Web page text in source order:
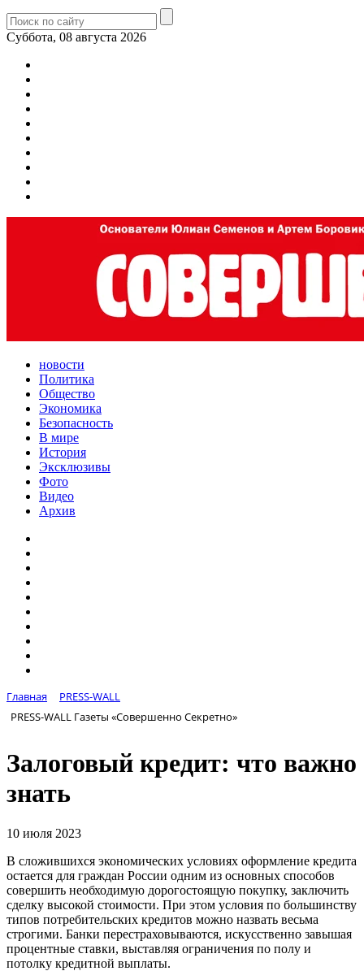
Суббота, 08 августа 2026
новости
Политика
Общество
Экономика
Безопасность
В мире
История
Эксклюзивы
Фото
Видео
Архив
Главная
PRESS-WALL
PRESS-WALL Газеты «Совершенно Секретно»
Залоговый кредит: что важно
знать
10 июля 2023
В сложившихся экономических условиях оформление кредита
остается для граждан России одним из основных способов
совершить необходимую дорогостоящую покупку, заключить
сделку высокой стоимости. При этом условия по большинству
типов потребительских кредитов можно назвать весьма
строгими. Банки перестраховываются, искусственно завышая
процентные ставки, выставляя ограничения по полу и
потолку кредитной выплаты.